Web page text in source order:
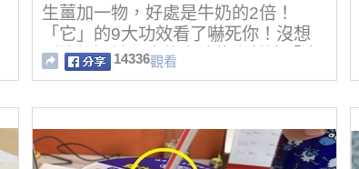
生薑加一物，好處是牛奶的2倍！
「它」的9大功效看了嚇死你！沒想
到這個源於印度的方法能竟然連「這
種病」都..
14336觀看